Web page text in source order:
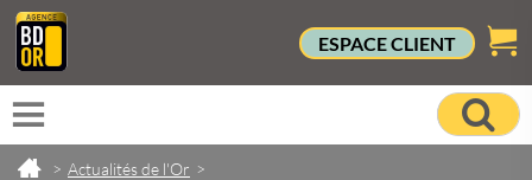
ESPACE CLIENT
> Actualités de l'Or >